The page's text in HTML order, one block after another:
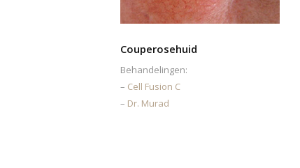
Couperosehuid
Behandelingen:
– Cell Fusion C
– Dr. Murad